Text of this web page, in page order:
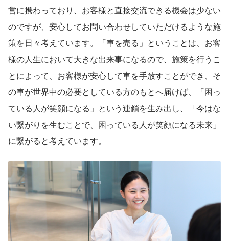
営に携わっており、お客様と直接交流できる機会は少ない
のですが、安心してお問い合わせしていただけるような施
策を日々考えています。「車を売る」ということは、お客
様の人生において大きな出来事になるので、施策を行うこ
とによって、お客様が安心して車を手放すことができ、そ
の車が世界中の必要としている方のもとへ届けば、「困っ
ている人が笑顔になる」という連鎖を生み出し、「今はな
い繋がりを生むことで、困っている人が笑顔になる未来」
に繋がると考えています。